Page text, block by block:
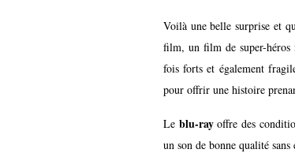
Voilà une belle surprise et
film, un film de super-héros
fois forts et également
pour offrir une histoire
Le blu-rayoffre des
un son de bonne qualité